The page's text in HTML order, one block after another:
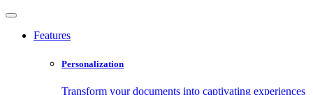
Features
Personalization
Transform your documents into captivating experiences